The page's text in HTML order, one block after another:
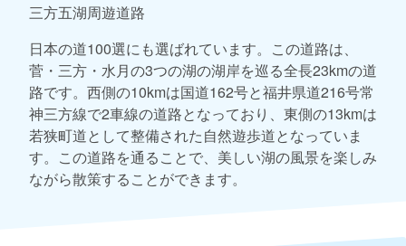
三方五湖周遊道路
日本の道100選にも選ばれています。この道路は、
菅・三方・水月の3つの湖の湖岸を巡る全長23kmの道
路です。西側の10kmは国道162号と福井県道216号常
神三方線で2車線の道路となっており、東側の13kmは
若狭町道として整備された自然遊歩道となっていま
す。この道路を通ることで、美しい湖の風景を楽しみ
ながら散策することができます。